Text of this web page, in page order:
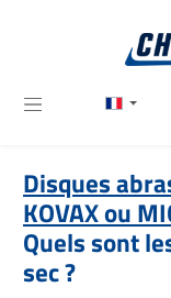
Disques
KOVAX ou
Quels sont
sec ?